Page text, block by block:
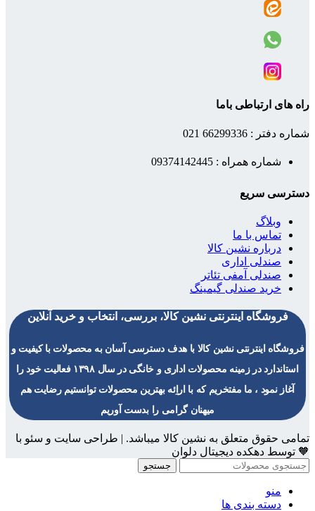
راه های ارتباطی باما
شماره دفتر : 66299336 021
شماره همراه : 09374142445
دسترسی سریع
وبلاگ
تماس با ما
درباره نشین کالا
صندلی اداری
صندلی آمفی تئاتر
خرید صندلی گیمینگ
فروشگاه اینترنتی نشین کالا، بررسی، انتخاب و خرید آنلاین
فروشگاه اینترنتی نشین کالا با هدف دسترسی آسان به محصولات با کیفیت و
استاندارد در زمینه محصولات اداری و خانگی در سال ۱۳۹۸ فعالیت خود را
آغاز نمود ، ما مفتخریم که با اراِئه بهترین محصولات توانستیم رضایت هم
میهنان گرامی را بدست آوریم
تمامی حقوق متعلق به نشین کالا میباشد. | طراحی سایت و سئو با
🧡 توسط دهکده دیجیتال دلوان
جستجو
منو
دسته بندی ها